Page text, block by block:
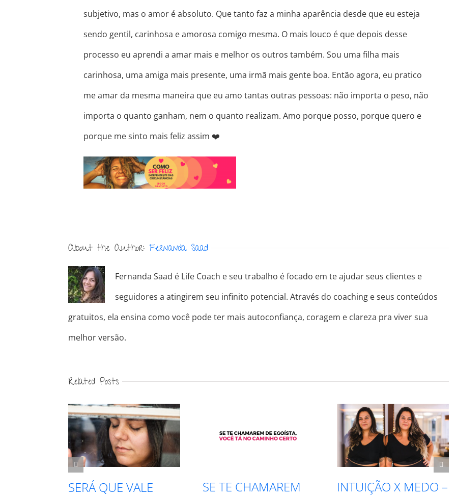
subjetivo, mas o amor é absoluto. Que tanto faz a minha aparência desde que eu esteja
sendo gentil, carinhosa e amorosa comigo mesma. O mais louco é que depois desse
processo eu aprendi a amar mais e melhor os outros também. Sou uma filha mais
carinhosa, uma amiga mais presente, uma irmã mais gente boa. Então agora, eu pratico
me amar da mesma maneira que eu amo tantas outras pessoas: não importa o peso, não
importa o quanto ganham, nem o quanto realizam. Amo porque posso, porque quero e
porque me sinto mais feliz assim ❤️
About the Author:Fernanda Saad
Fernanda Saad é Life Coach e seu trabalho é focado em te ajudar seus clientes e
seguidores a atingirem seu infinito potencial. Através do coaching e seus conteúdos
gratuitos, ela ensina como você pode ter mais autoconfiança, coragem e clareza pra viver sua
melhor versão.
Related Posts
SERÁ QUE VALE
SE TE CHAMAREM
INTUIÇÃO X MEDO –